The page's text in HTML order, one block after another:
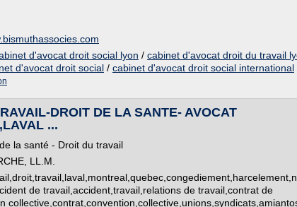
d'avocat droit social lyon / cabinet d'avocat droit du travail
d'avocat droit social / cabinet d'avocat droit social international
DROIT DE LA SANTE- AVOCAT
...
la santé - Droit du travail
LL.M.
de travail,accident,travail,relations de travail,contrat de